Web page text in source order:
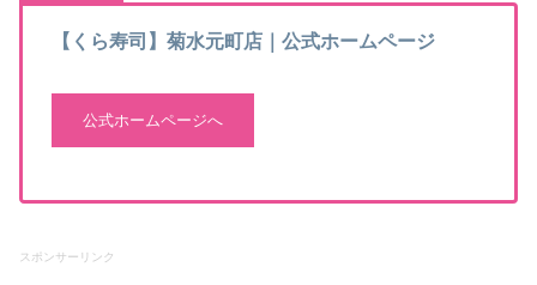
【くら寿司】菊水元町店｜公式ホームページ
公式ホームページへ
スポンサーリンク